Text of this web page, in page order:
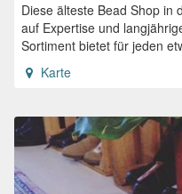
Diese älteste Bead Shop in
auf Expertise und
Sortiment bietet für jeden
Karte